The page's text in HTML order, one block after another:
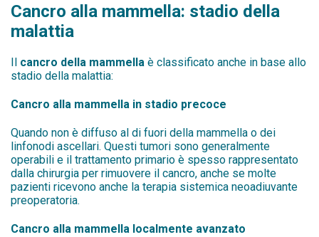
Cancro alla mammella: stadio della
malattia
Il cancro della mammella è classificato anche in base allo
stadio della malattia:
Cancro alla mammella in stadio precoce
Quando non è diffuso al di fuori della mammella o dei
linfonodi ascellari. Questi tumori sono generalmente
operabili e il trattamento primario è spesso rappresentato
dalla chirurgia per rimuovere il cancro, anche se molte
pazienti ricevono anche la terapia sistemica neoadiuvante
preoperatoria.
Cancro alla mammella localmente avanzato